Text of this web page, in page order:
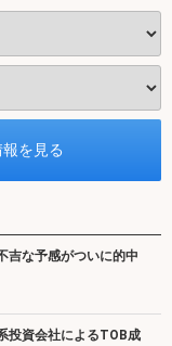
な予感がついに的中
投資会社によるTOB成